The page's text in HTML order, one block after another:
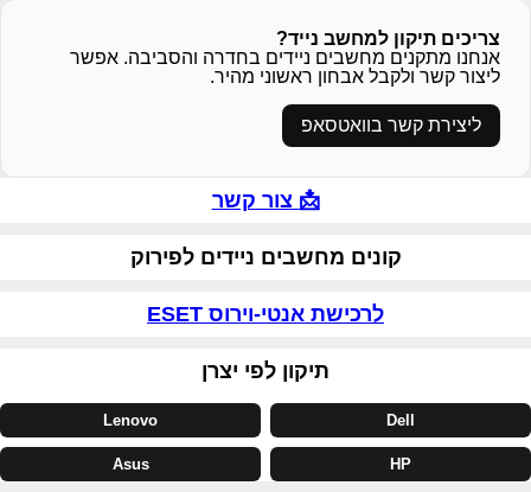
צריכים תיקון למחשב נייד?
אנחנו מתקנים מחשבים ניידים בחדרה והסביבה. אפשר
ליצור קשר ולקבל אבחון ראשוני מהיר.
ליצירת קשר בוואטסאפ
📩 צור קשר
קונים מחשבים ניידים לפירוק
לרכישת אנטי-וירוס ESET
תיקון לפי יצרן
Dell
Lenovo
HP
Asus